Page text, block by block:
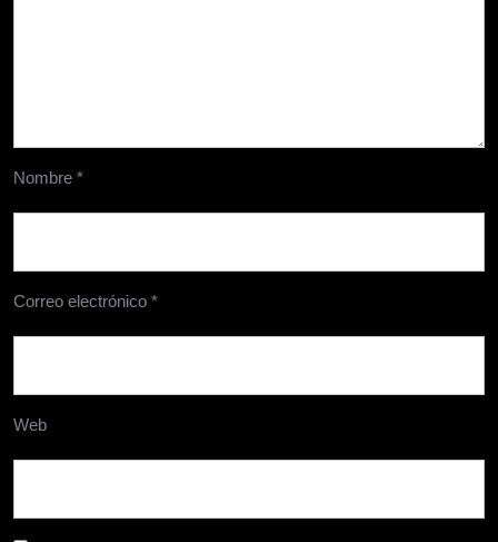
Nombre *
Correo electrónico *
Web